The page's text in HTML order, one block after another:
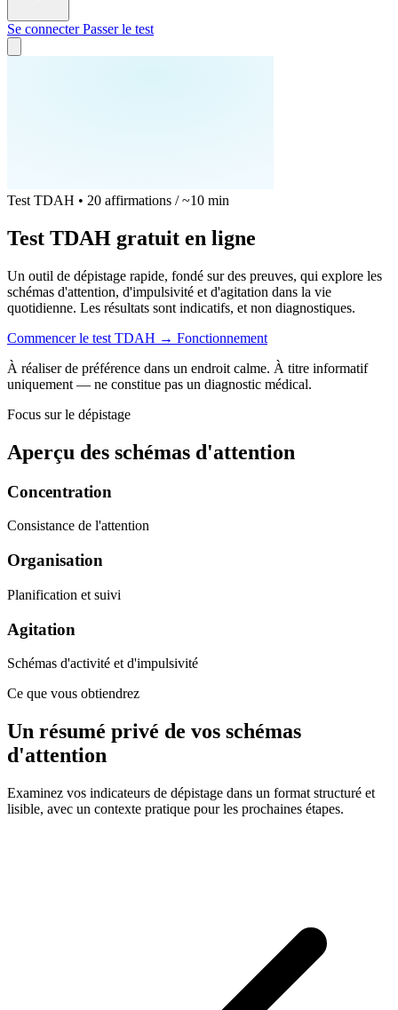
Se connecterPasser le test
Test TDAH • 20 affirmations / ~10 min
Test TDAH gratuit en ligne
Un outil de dépistage rapide, fondé sur des preuves, qui explore les
schémas d'attention, d'impulsivité et d'agitation dans la vie
quotidienne. Les résultats sont indicatifs, et non diagnostiques.
Commencer le test TDAH → Fonctionnement
À réaliser de préférence dans un endroit calme. À titre informatif
uniquement — ne constitue pas un diagnostic médical.
Focus sur le dépistage
Aperçu des schémas d'attention
Concentration
Consistance de l'attention
Organisation
Planification et suivi
Agitation
Schémas d'activité et d'impulsivité
Ce que vous obtiendrez
Un résumé privé de vos schémas
d'attention
Examinez vos indicateurs de dépistage dans un format structuré et
lisible, avec un contexte pratique pour les prochaines étapes.